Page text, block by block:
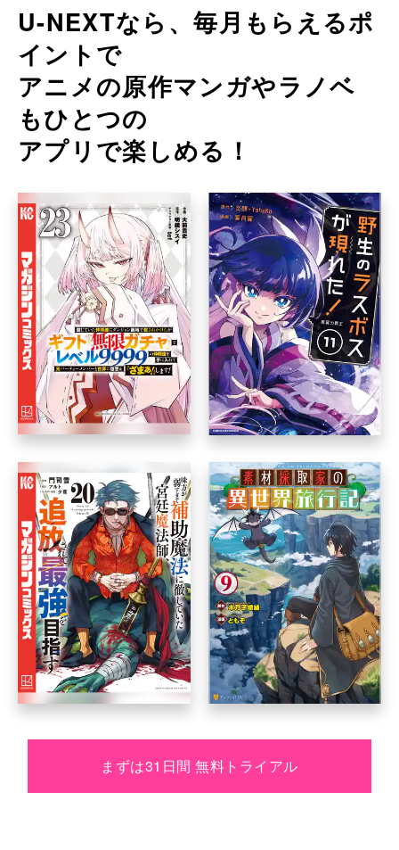
U-NEXTなら、毎月もらえるポ
イントで
アニメの原作マンガやラノベ
もひとつの
アプリで楽しめる！
まずは31日間 無料トライアル